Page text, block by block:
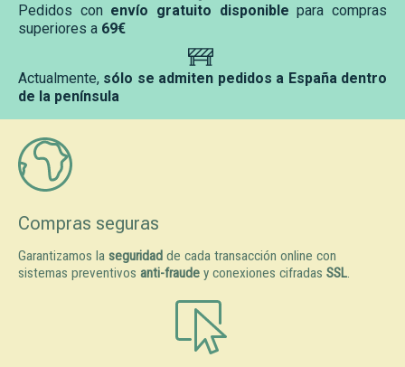
Pedidos con envío gratuito disponible para compras
superiores a 69€
Actualmente, sólo se admiten pedidos a España dentro
de la península
Compras seguras
Garantizamos la seguridad de cada transacción online con
sistemas preventivos anti-fraude y conexiones cifradas SSL.